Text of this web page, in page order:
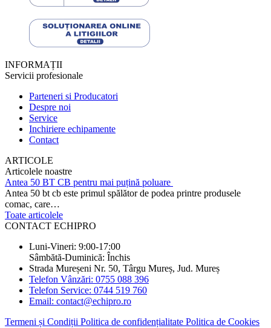
INFORMAȚII
Servicii profesionale
Parteneri si Producatori
Despre noi
Service
Inchiriere echipamente
Contact
ARTICOLE
Articolele noastre
Antea 50 BT CB pentru mai puțină poluare
Antea 50 bt cb este primul spălător de podea printre produsele
comac, care…
Toate articolele
CONTACT ECHIPRO
Luni-Vineri: 9:00-17:00
Sâmbătă-Duminică: Închis
Strada Mureșeni Nr. 50, Târgu Mureș, Jud. Mureș
Telefon Vânzări: 0755 088 396
Telefon Service: 0744 519 760
Email: contact@echipro.ro
Termeni și Condiții Politica de confidențialitate Politica de Cookies